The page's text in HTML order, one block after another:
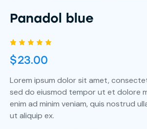
Panadol blue
5.00out
of 5
on
r rating
$23.00
Lorem ipsum dolor sit amet,
sed do eiusmod tempor ut et dolore
enim ad minim veniam, quis nostrud
ut aliquip ex.